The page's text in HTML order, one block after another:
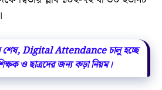
শেষ, Digital Attendance চালু হচ্ছে
ও ছাত্রদের জন্য কড়া নিয়ম।